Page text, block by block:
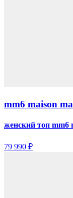
mm6 maison
женский топ mm6
79 990 ₽